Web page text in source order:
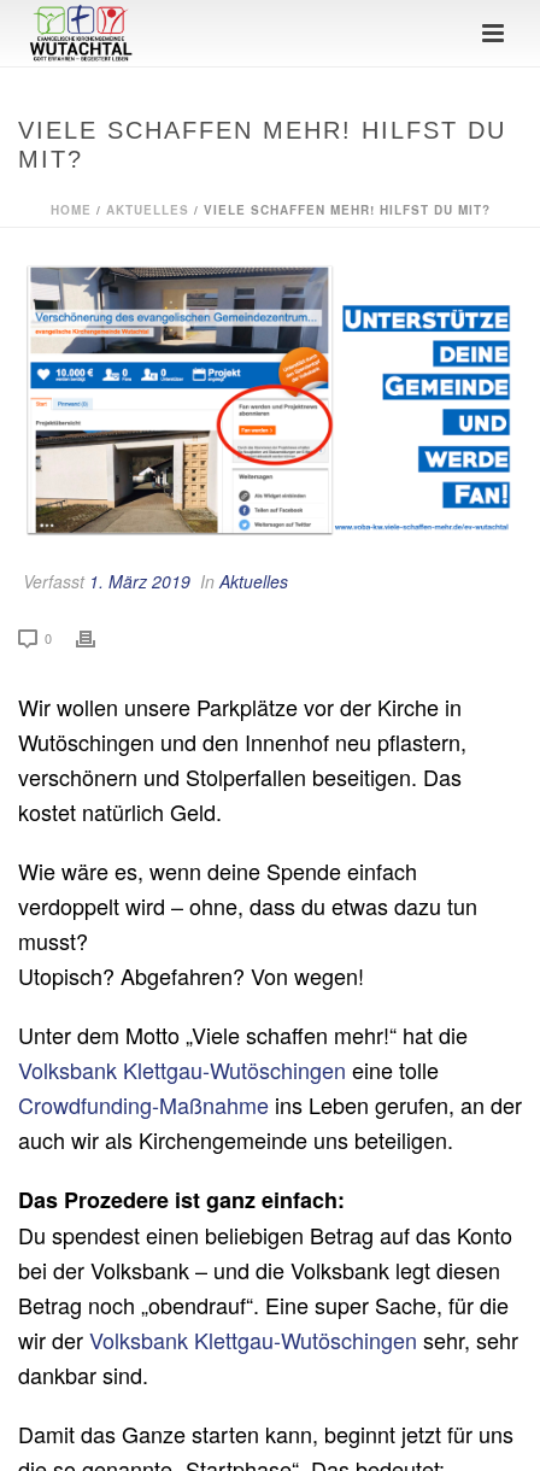
VIELE SCHAFFEN MEHR! HILFST DU
MIT?
HOME / AKTUELLES / VIELE SCHAFFEN MEHR! HILFST DU MIT?
Verfasst 1. März 2019 InAktuelles
0
Wir wollen unsere Parkplätze vor der Kirche in
Wutöschingen und den Innenhof neu pflastern,
verschönern und Stolperfallen beseitigen. Das
kostet natürlich Geld.
Wie wäre es, wenn deine Spende einfach
verdoppelt wird – ohne, dass du etwas dazu tun
musst?
Utopisch? Abgefahren? Von wegen!
Unter dem Motto „Viele schaffen mehr!“ hat die
Volksbank Klettgau-Wutöschingen eine tolle
Crowdfunding-Maßnahme ins Leben gerufen, an der
auch wir als Kirchengemeinde uns beteiligen.
Das Prozedere ist ganz einfach:
Du spendest einen beliebigen Betrag auf das Konto
bei der Volksbank – und die Volksbank legt diesen
Betrag noch „obendrauf“. Eine super Sache, für die
wir derVolksbank Klettgau-Wutöschingen sehr, sehr
dankbar sind.
Damit das Ganze starten kann, beginnt jetzt für uns